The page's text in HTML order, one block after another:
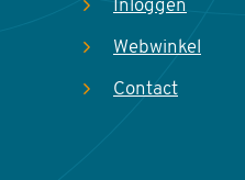
Inloggen
Webwinkel
Contact